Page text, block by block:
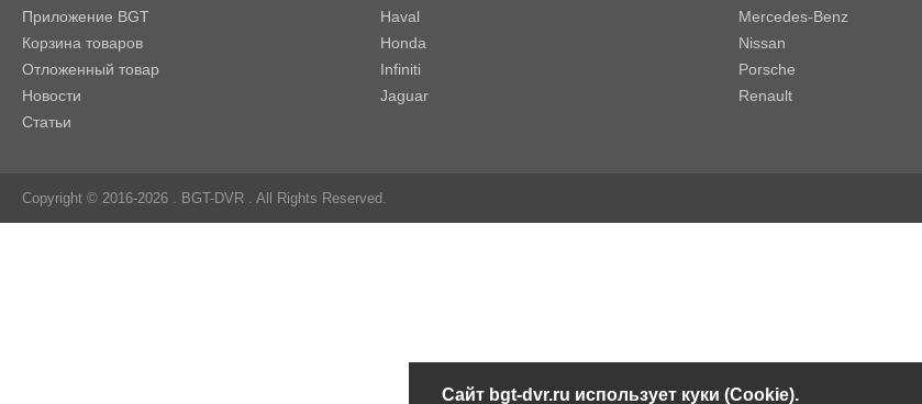
Приложение BGT
Корзина товаров
Отложенный товар
Новости
Статьи
Haval
Honda
Infiniti
Jaguar
Mercedes-Benz
Nissan
Porsche
Renault
Copyright © 2016-2026 . BGT-DVR . All Rights Reserved.
Сайт bgt-dvr.ru использует куки (Cookie).